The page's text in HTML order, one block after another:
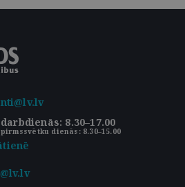
darbdienās: 8.30–17.00
pirmssvētku dienās: 8.30–15.00